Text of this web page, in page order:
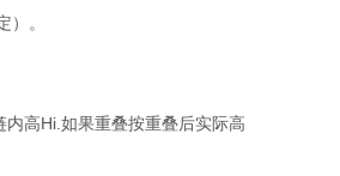
。
高Hi.如果重叠按重叠后实际高